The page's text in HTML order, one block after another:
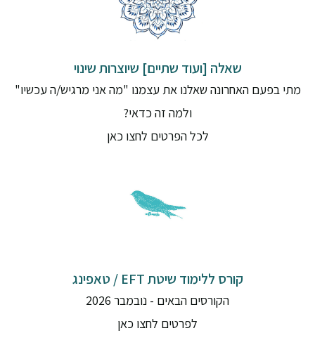
שאלה [ועוד שתיים] שיוצרות שינוי
מתי בפעם האחרונה שאלנו את עצמנו "מה אני מרגיש/ה עכשיו"
ולמה זה כדאי?
לכל הפרטים לחצו כאן
קורס ללימוד שיטת EFT / טאפינג
הקורסים הבאים - נובמבר 2026
לפרטים לחצו כאן